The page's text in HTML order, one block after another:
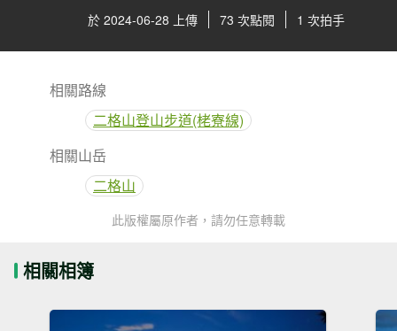
於 2024-06-28 上傳 73 次點閱 1 次拍手
相關路線
二格山登山步道(栳寮線)
相關山岳
二格山
此版權屬原作者，請勿任意轉載
相關相簿